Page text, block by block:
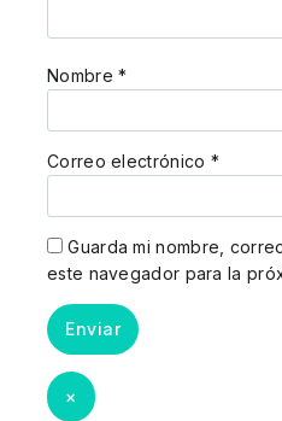
Nombre*
Correo electrónico *
Guarda mi nombre,
este navegador para la
×